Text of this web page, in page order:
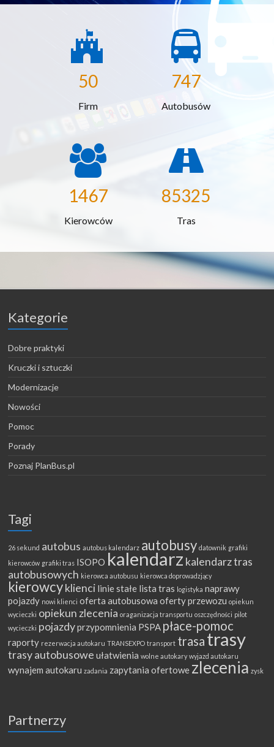
50
Firm
747
Autobusów
1467
Kierowców
85325
Tras
Kategorie
Dobre praktyki
Kruczki i sztuczki
Modernizacje
Nowości
Pomoc
Porady
Poznaj PlanBus.pl
Tagi
26 sekund autobus autobus kalendarz autobusy datownik grafiki
kierowców grafiki tras ISOPO kalendarz kalendarz tras
autobusowych kierowca autobusu kierowca doprowadzjący
kierowcyklienci linie stałe lista tras logistyka naprawy
pojazdy nowi klienci oferta autobusowa oferty przewozu opiekun
wycieczki opiekun zlecenia oraganizacja transportu oszczędności pilot
wycieczki pojazdyprzypomnienia PSPA płace-pomoc
raporty rezerwacja autokaru TRANSEXPO transport trasa trasy
trasy autobusowe ułatwienia wolne autokary wyjazd autokaru
wynajem autokaru zadania zapytania ofertowe zlecenia zysk
Partnerzy